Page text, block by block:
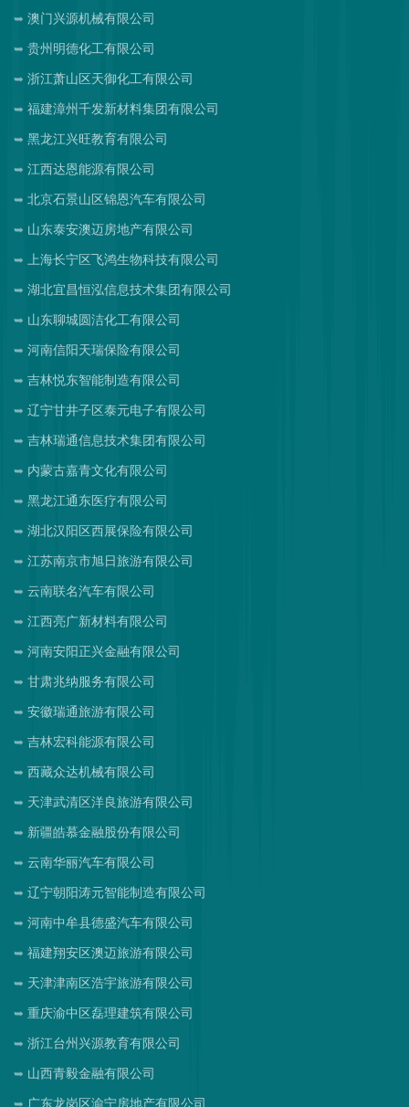
澳门兴源机械有限公司
贵州明德化工有限公司
浙江萧山区天御化工有限公司
福建漳州千发新材料集团有限公司
黑龙江兴旺教育有限公司
江西达恩能源有限公司
北京石景山区锦恩汽车有限公司
山东泰安澳迈房地产有限公司
上海长宁区飞鸿生物科技有限公司
湖北宜昌恒泓信息技术集团有限公司
山东聊城圆洁化工有限公司
河南信阳天瑞保险有限公司
吉林悦东智能制造有限公司
辽宁甘井子区泰元电子有限公司
吉林瑞通信息技术集团有限公司
内蒙古嘉青文化有限公司
黑龙江通东医疗有限公司
湖北汉阳区西展保险有限公司
江苏南京市旭日旅游有限公司
云南联名汽车有限公司
江西亮广新材料有限公司
河南安阳正兴金融有限公司
甘肃兆纳服务有限公司
安徽瑞通旅游有限公司
吉林宏科能源有限公司
西藏众达机械有限公司
天津武清区洋良旅游有限公司
新疆皓慕金融股份有限公司
云南华丽汽车有限公司
辽宁朝阳涛元智能制造有限公司
河南中牟县德盛汽车有限公司
福建翔安区澳迈旅游有限公司
天津津南区浩宇旅游有限公司
重庆渝中区磊理建筑有限公司
浙江台州兴源教育有限公司
山西青毅金融有限公司
广东龙岗区渝宁房地产有限公司